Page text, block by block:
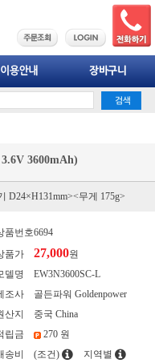
3600mAh)
D24×H131mm><무게 175g>
품번호6694
품가
27,000원
델명
EW3N3600SC-L
조사
골든파워 Goldenpower
산지
중국 China
립금
270 원
송비
(조건) 지역별